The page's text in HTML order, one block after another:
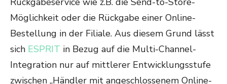
Möglichkeit oder die Rückgabe einer Online-
Bestellung in der Filiale. Aus diesem Grund lässt
sich ESPRIT in Bezug auf die Multi-Channel-
Integration nur auf mittlerer Entwicklungsstufe
zwischen „Händler mit angeschlossenem Online-